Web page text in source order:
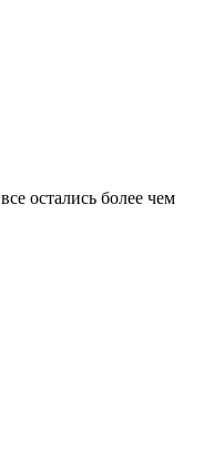
остались более чем